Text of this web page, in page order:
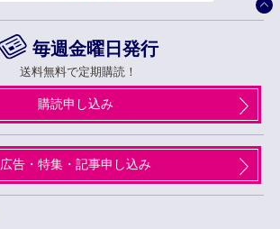
毎週金曜日発行
送料無料で定期購読！
購読申し込み
広告・特集・記事申し込み